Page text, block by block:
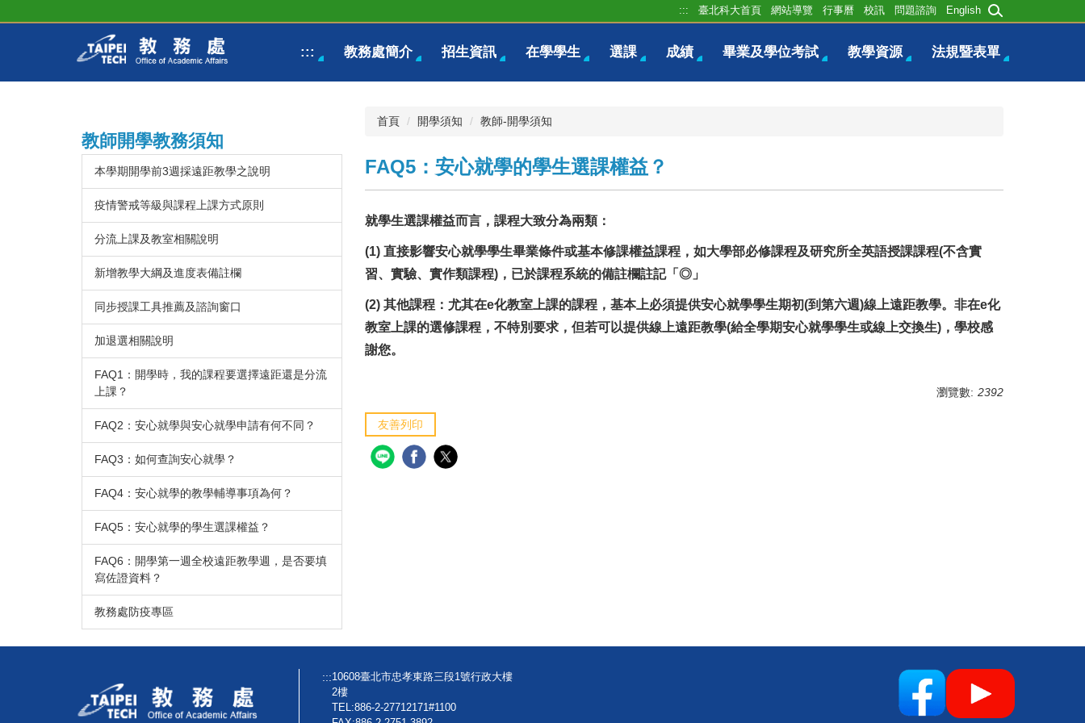
內
::: 教務處簡介 招生資訊 在學學生 選課 成績 畢業及學位考試 教學資源 法規暨表單
::: 臺北科大首頁 網站導覽 行事曆 校訊 問題諮詢 English
教師開學教務須知
本學期開學前3週採遠距教學之說明
疫情警戒等級與課程上課方式原則
分流上課及教室相關說明
新增教學大綱及進度表備註欄
同步授課工具推薦及諮詢窗口
加退選相關說明
FAQ1：開學時，我的課程要選擇遠距還是分流
上課？
FAQ2：安心就學與安心就學申請有何不同？
FAQ3：如何查詢安心就學？
FAQ4：安心就學的教學輔導事項為何？
FAQ5：安心就學的學生選課權益？
FAQ6：開學第一週全校遠距教學週，是否要填
寫佐證資料？
教務處防疫專區
首頁 開學須知 教師-開學須知
FAQ5：安心就學的學生選課權益？
就學生選課權益而言，課程大致分為兩類：
(1) 直接影響安心就學學生畢業條件或基本修課權益課程，如大學部必修課程及研究所全英語授課課程(不含實
習、實驗、實作類課程)，已於課程系統的備註欄註記「◎」
(2) 其他課程：尤其在e化教室上課的課程，基本上必須提供安心就學學生期初(到第六週)線上遠距教學。非在e化
教室上課的選修課程，不特別要求，但若可以提供線上遠距教學(給全學期安心就學學生或線上交換生)，學校感
謝您。
瀏覽數: 2392
友善列印
:::10608臺北市忠孝東路三段1號行政大樓
2樓
TEL:886-2-27712171#1100